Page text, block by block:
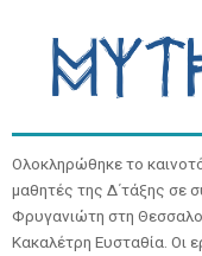
Ολοκληρώθηκε το
μαθητές της Δ΄τάξης σε
Φρυγανιώτη στη
Kακαλέτρη Ευσταθία. Οι